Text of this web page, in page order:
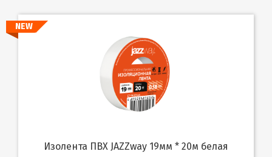
NEW
Изолента ПВХ JAZZway 19мм * 20м белая